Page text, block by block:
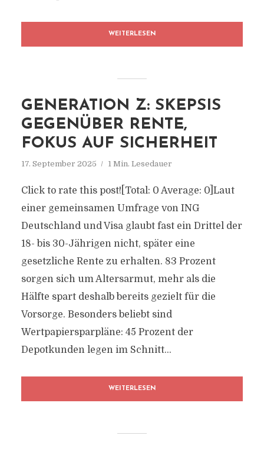
WEITERLESEN
GENERATION Z: SKEPSIS
GEGENÜBER RENTE,
FOKUS AUF SICHERHEIT
17. September 2025 1 Min. Lesedauer
Click to rate this post![Total: 0 Average: 0]Laut
einer gemeinsamen Umfrage von ING
Deutschland und Visa glaubt fast ein Drittel der
18- bis 30-Jährigen nicht, später eine
gesetzliche Rente zu erhalten. 83 Prozent
sorgen sich um Altersarmut, mehr als die
Hälfte spart deshalb bereits gezielt für die
Vorsorge. Besonders beliebt sind
Wertpapiersparpläne: 45 Prozent der
Depotkunden legen im Schnitt...
WEITERLESEN